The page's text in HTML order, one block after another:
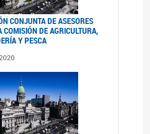
CONJUNTA DE ASESORES
COMISIÓN DE AGRICULTURA,
Y PESCA